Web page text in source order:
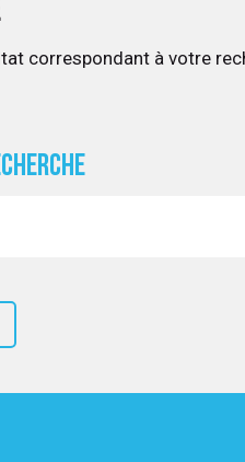
correspondant à votre